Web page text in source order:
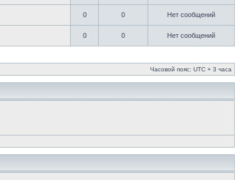
0 0 Нет сообщений
0 0 Нет сообщений
Часовой пояс: UTC + 3 часа